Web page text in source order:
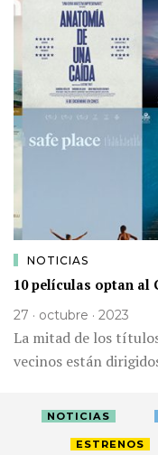
NOTICIAS
10 películas optan al
27 · octubre · 2023
La mitad de los
vecinos están
NOTICIAS
ESTRENOS